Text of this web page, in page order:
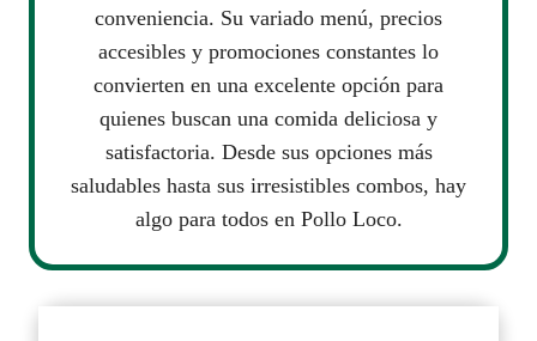
conveniencia. Su variado menú, precios
accesibles y promociones constantes lo
convierten en una excelente opción para
quienes buscan una comida deliciosa y
satisfactoria. Desde sus opciones más
saludables hasta sus irresistibles combos, hay
algo para todos en Pollo Loco.